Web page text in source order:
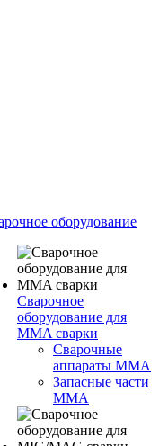
оборудование
Сварочное
оборудование для
MMA сварки
Сварочные
аппараты MMA
Запасные части
MMA